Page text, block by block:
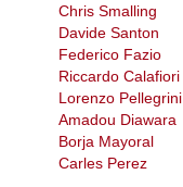
Chris Smalling
Davide Santon
Federico Fazio
Riccardo Calafiori
Lorenzo Pellegrini
Amadou Diawara
Borja Mayoral
Carles Perez